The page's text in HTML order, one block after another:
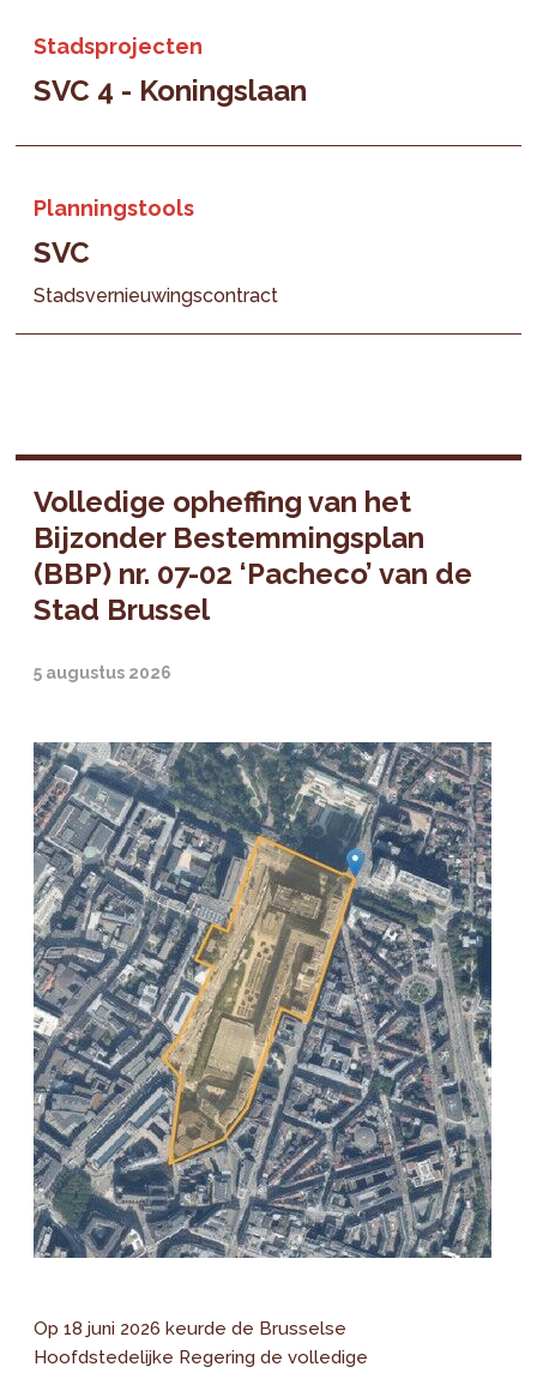
Stadsprojecten
SVC 4 - Koningslaan
Planningstools
SVC
Stadsvernieuwingscontract
Volledige opheffing van het
Bijzonder Bestemmingsplan
(BBP) nr. 07-02 ‘Pacheco’ van de
Stad Brussel
5 augustus 2026
Op 18 juni 2026 keurde de Brusselse
Hoofdstedelijke Regering de volledige